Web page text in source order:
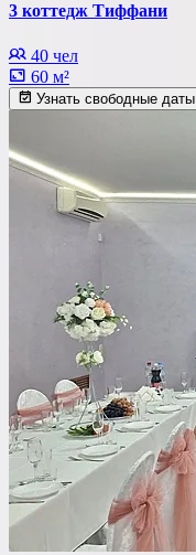
3 коттедж Тиффани
40 чел
60 м²
Узнать свободные даты